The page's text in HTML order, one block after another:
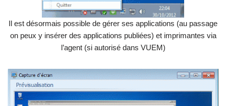
Il est désormais possible de gérer ses applications (au passage
on peux y insérer des applications publiées) et imprimantes via
l’agent (si autorisé dans VUEM)